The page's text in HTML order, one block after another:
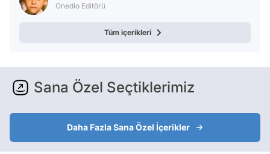
Onedio Editörü
Tüm içerikleri
Sana Özel Seçtiklerimiz
Daha Fazla Sana Özel İçerikler